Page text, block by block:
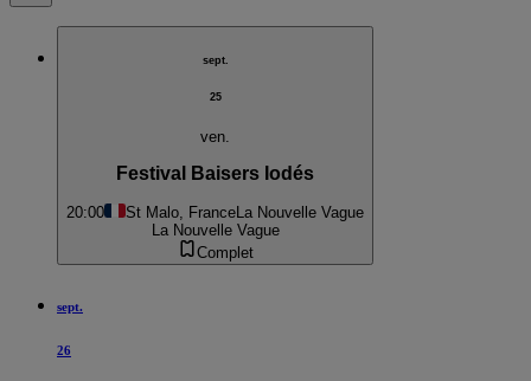
sept.
25
ven.
Festival Baisers Iodés
20:00 St Malo, FranceLa Nouvelle Vague
La Nouvelle Vague
Complet
sept.
26